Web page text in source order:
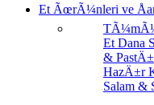
Et ÃœrÃ¼nleri ve
Et Dana
&
HazÄ±r
Salam &